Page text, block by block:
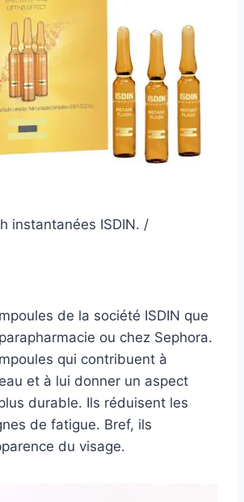
instantanées ISDIN. /
de la société ISDIN que
ou chez Sephora.
qui contribuent à
et à lui donner un aspect
durable. Ils réduisent les
de fatigue. Bref, ils
du visage.